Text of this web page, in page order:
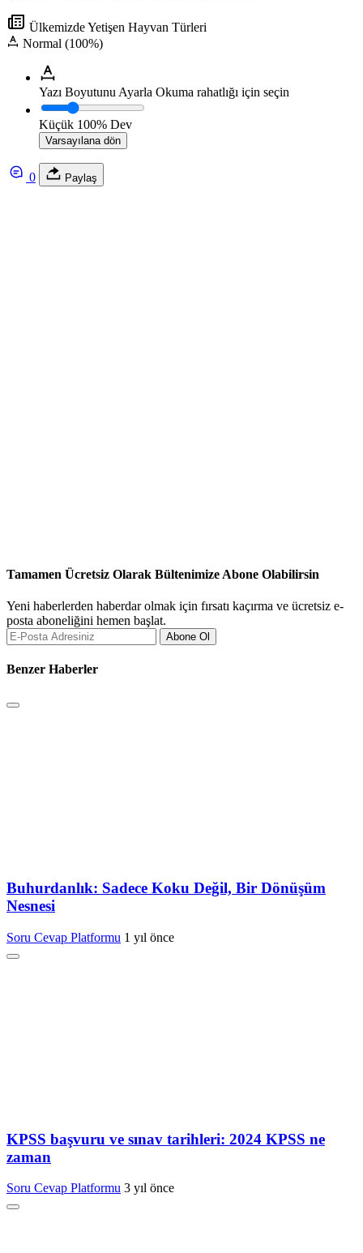
Ülkemizde Yetişen Hayvan Türleri
Normal (100%)
Yazı Boyutunu Ayarla Okuma rahatlığı için seçin
Küçük 100% Dev
Varsayılana dön
0 Paylaş
Tamamen Ücretsiz Olarak Bültenimize Abone Olabilirsin
Yeni haberlerden haberdar olmak için fırsatı kaçırma ve ücretsiz e-
posta aboneliğini hemen başlat.
Abone Ol
Benzer Haberler
Buhurdanlık: Sadece Koku Değil, Bir Dönüşüm
Nesnesi
Soru Cevap Platformu 1 yıl önce
KPSS başvuru ve sınav tarihleri: 2024 KPSS ne
zaman
Soru Cevap Platformu 3 yıl önce